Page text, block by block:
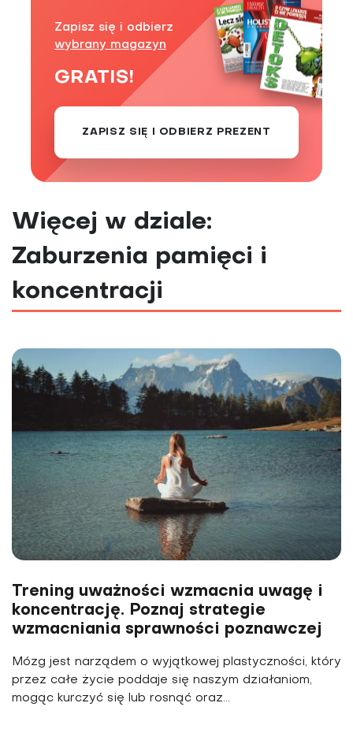
Zapisz się i odbierz
wybrany magazyn
GRATIS!
ZAPISZ SIĘ I ODBIERZ PREZENT
Więcej w dziale:
Zaburzenia pamięci i
koncentracji
Trening uważności wzmacnia uwagę i
koncentrację. Poznaj strategie
wzmacniania sprawności poznawczej
Mózg jest narządem o wyjątkowej plastyczności, który
przez całe życie poddaje się naszym działaniom,
mogąc kurczyć się lub rosnąć oraz...